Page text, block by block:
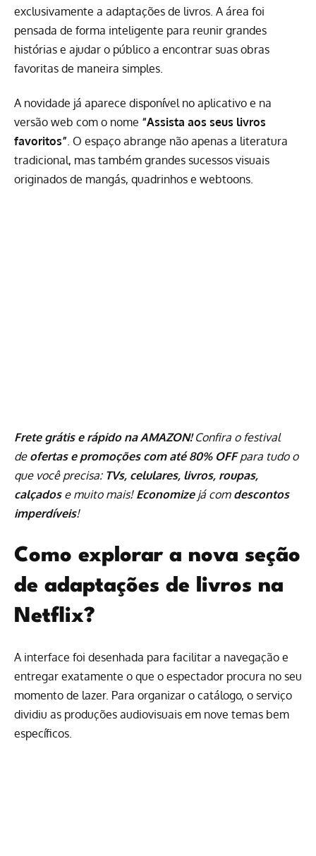
exclusivamente a adaptações de livros. A área foi
pensada de forma inteligente para reunir grandes
histórias e ajudar o público a encontrar suas obras
favoritas de maneira simples.
A novidade já aparece disponível no aplicativo e na
versão web com o nome “Assista aos seus livros
favoritos”. O espaço abrange não apenas a literatura
tradicional, mas também grandes sucessos visuais
originados de mangás, quadrinhos e webtoons.
Frete grátis e rápido na AMAZON!Confira o festival
de ofertas e promoções com até 80% OFFpara tudo o
que você precisa: TVs, celulares, livros, roupas,
calçadose muito mais! Economizejá com descontos
imperdíveis!
Como explorar a nova seção
de adaptações de livros na
Netflix?
A interface foi desenhada para facilitar a navegação e
entregar exatamente o que o espectador procura no seu
momento de lazer. Para organizar o catálogo, o serviço
dividiu as produções audiovisuais em nove temas bem
específicos.